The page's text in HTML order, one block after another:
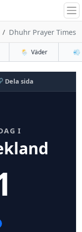
Dhuhr Prayer Times
🌦️ Väder 💨
Dela sida
I